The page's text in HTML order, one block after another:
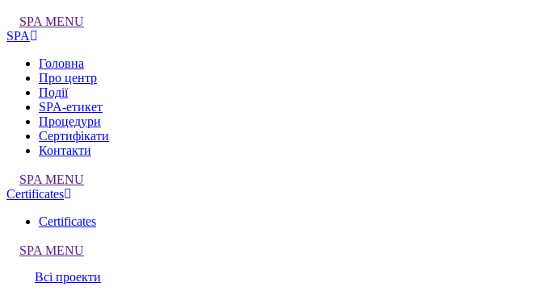
SPA MENU
SPA
Головна
Про центр
Події
SPA-етикет
Процедури
Сертифікати
Контакти
SPA MENU
Certificates
Certificates
SPA MENU
Всі проекти